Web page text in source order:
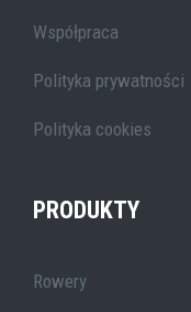
Współpraca
Polityka prywatności
Polityka cookies
PRODUKTY
Rowery